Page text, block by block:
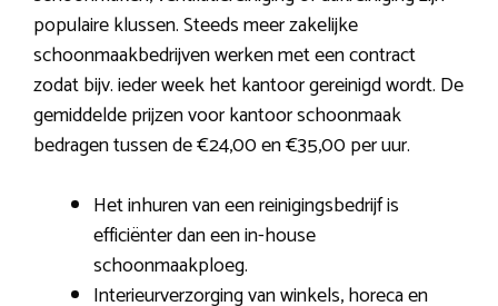
populaire klussen. Steeds meer zakelijke
schoonmaakbedrijven werken met een contract
zodat bijv. ieder week het kantoor gereinigd wordt. De
gemiddelde prijzen voor kantoor schoonmaak
bedragen tussen de €24,00 en €35,00 per uur.
Het inhuren van een reinigingsbedrijf is
efficiënter dan een in-house
schoonmaakploeg.
Interieurverzorging van winkels, horeca en